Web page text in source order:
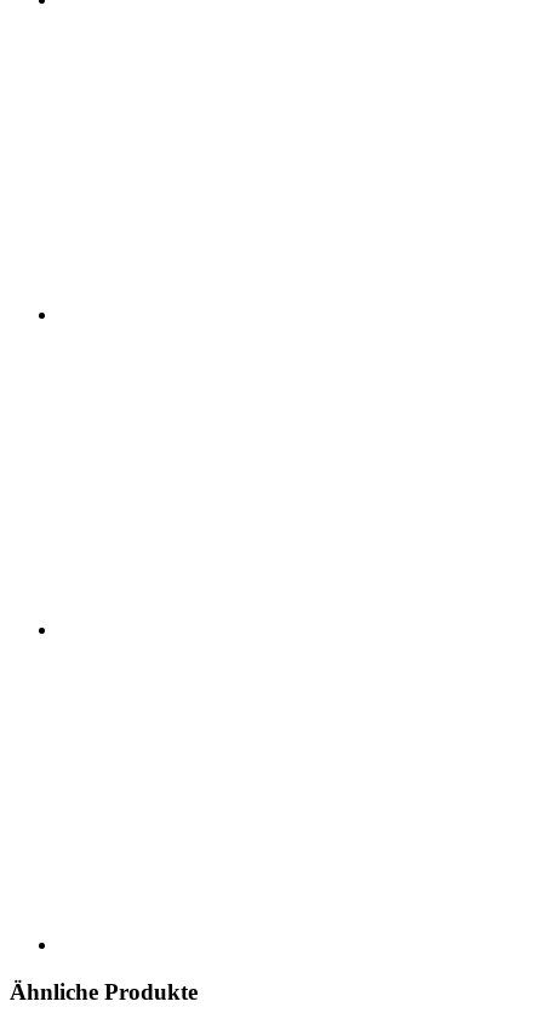
Ähnliche Produkte